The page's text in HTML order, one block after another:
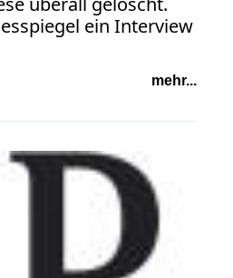
ein Interview
mehr...